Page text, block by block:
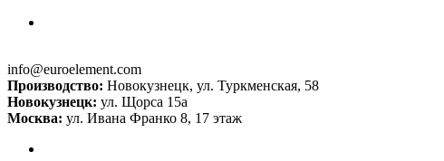
info@euroelement.com
Производство: Новокузнецк, ул. Туркменская, 58
Новокузнецк: ул. Щорса 15а
Москва: ул. Ивана Франко 8, 17 этаж